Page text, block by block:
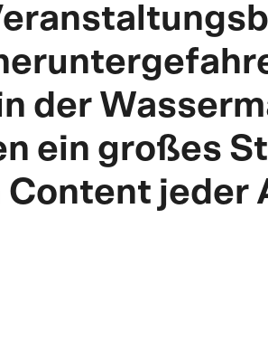
der
ein großes
jeder